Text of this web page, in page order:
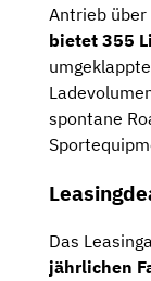
Antrieb
bietet 355
spontane
Das
jährlichen